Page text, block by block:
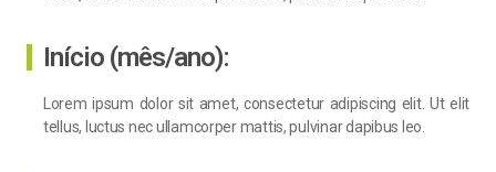
Início (mês/ano):
Lorem ipsum dolor sit amet, consectetur adipiscing elit. Ut elit
tellus, luctus nec ullamcorper mattis, pulvinar dapibus leo.